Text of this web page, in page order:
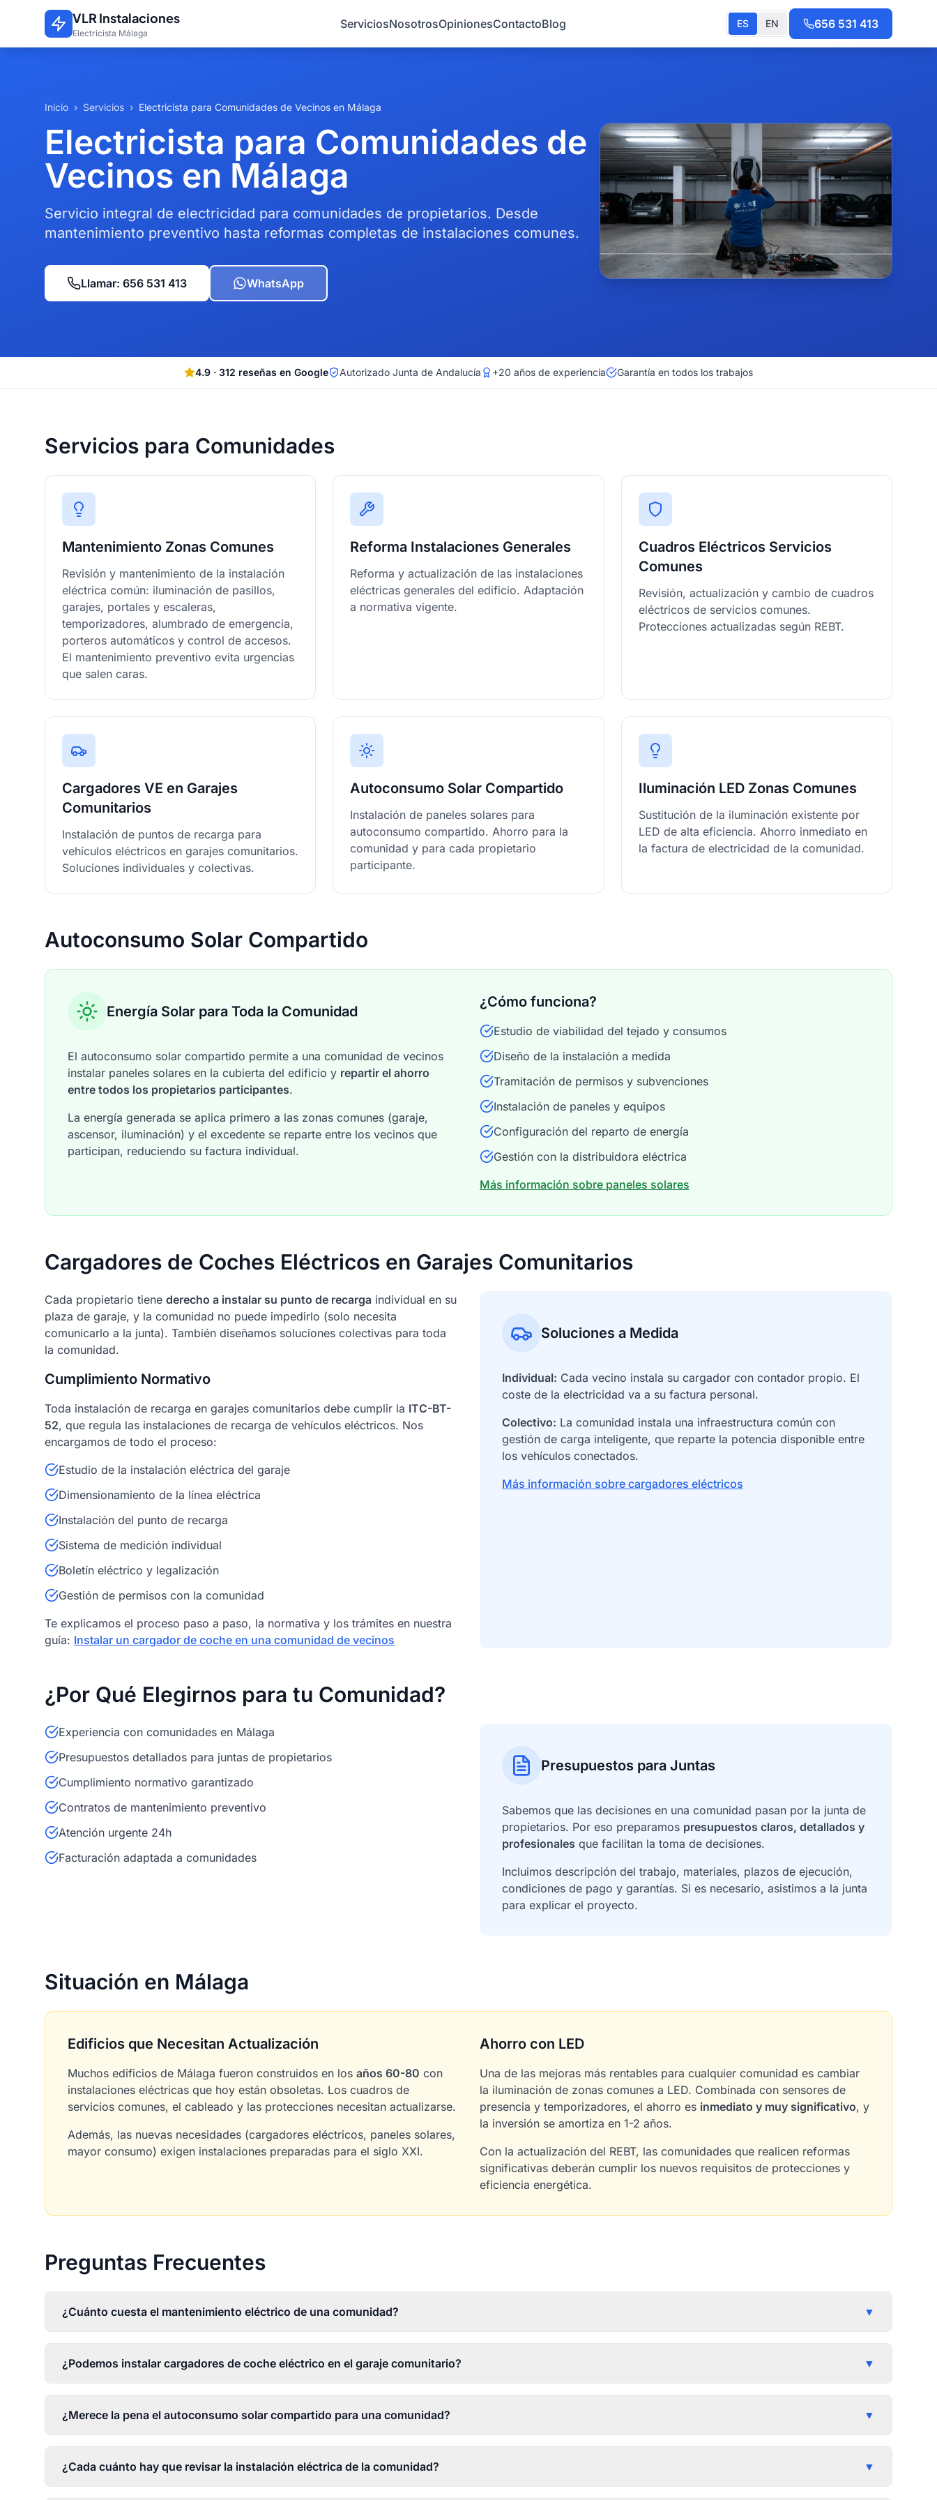
Saltar al contenido principal
VLR Instalaciones
Electricista Málaga
ServiciosNosotrosOpinionesContactoBlog ES EN 656 531 413
Inicio › Servicios › Electricista para Comunidades de Vecinos en Málaga
Electricista para Comunidades de
Vecinos en Málaga
Servicio integral de electricidad para comunidades de propietarios. Desde
mantenimiento preventivo hasta reformas completas de instalaciones comunes.
Llamar: 656 531 413 WhatsApp
4.9 · 312 reseñas en Google Autorizado Junta de Andalucía +20 años de experiencia Garantía en todos los trabajos
Servicios para Comunidades
Mantenimiento Zonas Comunes
Revisión y mantenimiento de la instalación
eléctrica común: iluminación de pasillos,
garajes, portales y escaleras,
temporizadores, alumbrado de emergencia,
porteros automáticos y control de accesos.
El mantenimiento preventivo evita urgencias
que salen caras.
Reforma Instalaciones Generales
Reforma y actualización de las instalaciones
eléctricas generales del edificio. Adaptación
a normativa vigente.
Cuadros Eléctricos Servicios
Comunes
Revisión, actualización y cambio de cuadros
eléctricos de servicios comunes.
Protecciones actualizadas según REBT.
Cargadores VE en Garajes
Comunitarios
Instalación de puntos de recarga para
vehículos eléctricos en garajes comunitarios.
Soluciones individuales y colectivas.
Autoconsumo Solar Compartido
Instalación de paneles solares para
autoconsumo compartido. Ahorro para la
comunidad y para cada propietario
participante.
Iluminación LED Zonas Comunes
Sustitución de la iluminación existente por
LED de alta eficiencia. Ahorro inmediato en
la factura de electricidad de la comunidad.
Autoconsumo Solar Compartido
Energía Solar para Toda la Comunidad
El autoconsumo solar compartido permite a una comunidad de vecinos
instalar paneles solares en la cubierta del edificio y repartir el ahorro
entre todos los propietarios participantes.
La energía generada se aplica primero a las zonas comunes (garaje,
ascensor, iluminación) y el excedente se reparte entre los vecinos que
participan, reduciendo su factura individual.
¿Cómo funciona?
Estudio de viabilidad del tejado y consumos
Diseño de la instalación a medida
Tramitación de permisos y subvenciones
Instalación de paneles y equipos
Configuración del reparto de energía
Gestión con la distribuidora eléctrica
Más información sobre paneles solares
Cargadores de Coches Eléctricos en Garajes Comunitarios
Cada propietario tiene derecho a instalar su punto de recarga individual en su
plaza de garaje, y la comunidad no puede impedirlo (solo necesita
comunicarlo a la junta). También diseñamos soluciones colectivas para toda
la comunidad.
Cumplimiento Normativo
Toda instalación de recarga en garajes comunitarios debe cumplir la ITC-BT-
52, que regula las instalaciones de recarga de vehículos eléctricos. Nos
encargamos de todo el proceso:
Estudio de la instalación eléctrica del garaje
Dimensionamiento de la línea eléctrica
Instalación del punto de recarga
Sistema de medición individual
Boletín eléctrico y legalización
Gestión de permisos con la comunidad
Te explicamos el proceso paso a paso, la normativa y los trámites en nuestra
guía: Instalar un cargador de coche en una comunidad de vecinos
Soluciones a Medida
Individual: Cada vecino instala su cargador con contador propio. El
coste de la electricidad va a su factura personal.
Colectivo: La comunidad instala una infraestructura común con
gestión de carga inteligente, que reparte la potencia disponible entre
los vehículos conectados.
Más información sobre cargadores eléctricos
¿Por Qué Elegirnos para tu Comunidad?
Experiencia con comunidades en Málaga
Presupuestos detallados para juntas de propietarios
Cumplimiento normativo garantizado
Contratos de mantenimiento preventivo
Atención urgente 24h
Facturación adaptada a comunidades
Presupuestos para Juntas
Sabemos que las decisiones en una comunidad pasan por la junta de
propietarios. Por eso preparamos presupuestos claros, detallados y
profesionales que facilitan la toma de decisiones.
Incluimos descripción del trabajo, materiales, plazos de ejecución,
condiciones de pago y garantías. Si es necesario, asistimos a la junta
para explicar el proyecto.
Situación en Málaga
Edificios que Necesitan Actualización
Muchos edificios de Málaga fueron construidos en los años 60-80 con
instalaciones eléctricas que hoy están obsoletas. Los cuadros de
servicios comunes, el cableado y las protecciones necesitan actualizarse.
Además, las nuevas necesidades (cargadores eléctricos, paneles solares,
mayor consumo) exigen instalaciones preparadas para el siglo XXI.
Ahorro con LED
Una de las mejoras más rentables para cualquier comunidad es cambiar
la iluminación de zonas comunes a LED. Combinada con sensores de
presencia y temporizadores, el ahorro es inmediato y muy significativo, y
la inversión se amortiza en 1-2 años.
Con la actualización del REBT, las comunidades que realicen reformas
significativas deberán cumplir los nuevos requisitos de protecciones y
eficiencia energética.
Preguntas Frecuentes
¿Cuánto cuesta el mantenimiento eléctrico de una comunidad? ▼
¿Podemos instalar cargadores de coche eléctrico en el garaje comunitario? ▼
¿Merece la pena el autoconsumo solar compartido para una comunidad? ▼
¿Cada cuánto hay que revisar la instalación eléctrica de la comunidad? ▼